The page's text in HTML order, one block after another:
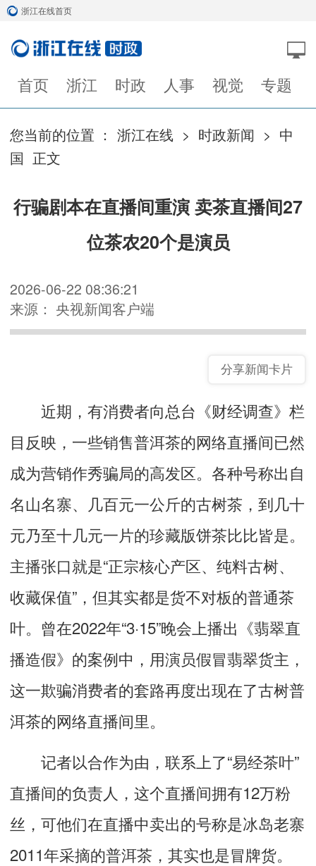
浙江在线首页
首页 浙江 时政 人事 视觉 专题
您当前的位置 ： 浙江在线 > 时政新闻 > 中
国 正文
行骗剧本在直播间重演 卖茶直播间27
位茶农20个是演员
2026-06-22 08:36:21
来源： 央视新闻客户端
分享新闻卡片
近期，有消费者向总台《财经调查》栏
目反映，一些销售普洱茶的网络直播间已然
成为营销作秀骗局的高发区。各种号称出自
名山名寨、几百元一公斤的古树茶，到几十
元乃至十几元一片的珍藏版饼茶比比皆是。
主播张口就是“正宗核心产区、纯料古树、
收藏保值”，但其实都是货不对板的普通茶
叶。曾在2022年“3·15”晚会上播出《翡翠直
播造假》的案例中，用演员假冒翡翠货主，
这一欺骗消费者的套路再度出现在了古树普
洱茶的网络直播间里。
记者以合作为由，联系上了“易经茶叶”
直播间的负责人，这个直播间拥有12万粉
丝，可他们在直播中卖出的号称是冰岛老寨
2011年采摘的普洱茶，其实也是冒牌货。